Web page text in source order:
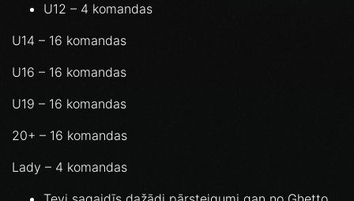
U12 – 4 komandas
U14 – 16 komandas
U16 – 16 komandas
U19 – 16 komandas
20+ – 16 komandas
Lady – 4 komandas